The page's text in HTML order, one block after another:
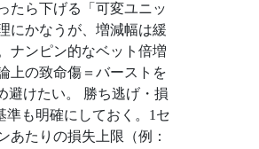
たら下げる「可変ユニッ
にかなうが、増減幅は緩
ナンピン的なベット倍増
上の致命傷＝バーストを
避けたい。 勝ち逃げ・損
準も明確にしておく。1セ
あたりの損失上限（例：